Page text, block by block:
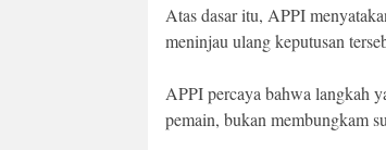
Atas dasar itu, APPI
meninjau ulang keputusan
APPI percaya bahwa langkah
pemain, bukan membungkam